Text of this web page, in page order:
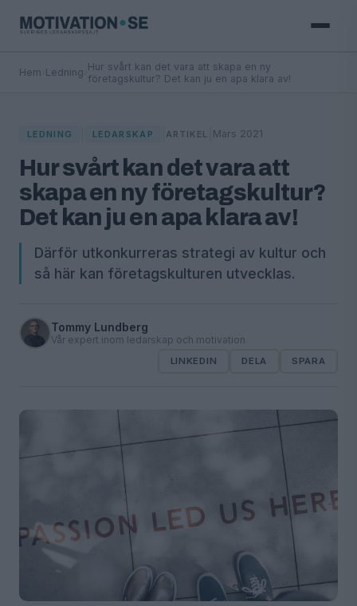
Hem Ledning Hur svårt kan det vara att skapa en ny
företagskultur? Det kan ju en apa klara av!
LEDNING LEDARSKAP ARTIKEL Mars 2021
Hur svårt kan det vara att
skapa en ny företagskultur?
Det kan ju en apa klara av!
Därför utkonkurreras strategi av kultur och
så här kan företagskulturen utvecklas.
Tommy Lundberg
Vår expert inom ledarskap och motivation
LINKEDIN DELA SPARA